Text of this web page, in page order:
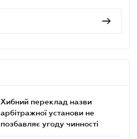
Хибний переклад назви
арбітражної установи не
позбавляє угоду чинності